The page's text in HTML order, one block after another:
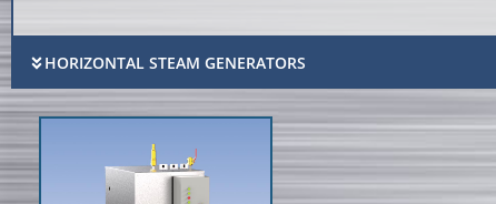
HORIZONTAL STEAM GENERATORS